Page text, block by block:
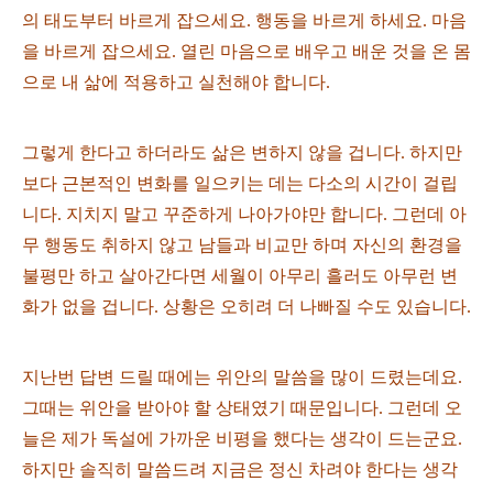
의 태도부터 바르게 잡으세요. 행동을 바르게 하세요. 마음
을 바르게 잡으세요. 열린 마음으로 배우고 배운 것을 온 몸
으로 내 삶에 적용하고 실천해야 합니다.
그렇게 한다고 하더라도 삶은 변하지 않을 겁니다. 하지만
보다 근본적인 변화를 일으키는 데는 다소의 시간이 걸립
니다. 지치지 말고 꾸준하게 나아가야만 합니다. 그런데 아
무 행동도 취하지 않고 남들과 비교만 하며 자신의 환경을
불평만 하고 살아간다면 세월이 아무리 흘러도 아무런 변
화가 없을 겁니다. 상황은 오히려 더 나빠질 수도 있습니다.
지난번 답변 드릴 때에는 위안의 말씀을 많이 드렸는데요.
그때는 위안을 받아야 할 상태였기 때문입니다. 그런데 오
늘은 제가 독설에 가까운 비평을 했다는 생각이 드는군요.
하지만 솔직히 말씀드려 지금은 정신 차려야 한다는 생각